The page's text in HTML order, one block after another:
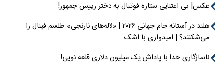
عکس| بی اعتنایی ستاره فوتبال به دختر رییس جمهور!
هلند در آستانه جام جهانی ۲۰۲۶ | «لاله‌های نارنجی» طلسم فینال را
می‌شکنند؟ | امیدواری با اشک
ناسازگاری خدا با پاداش یک میلیون دلاری قلعه نویی!